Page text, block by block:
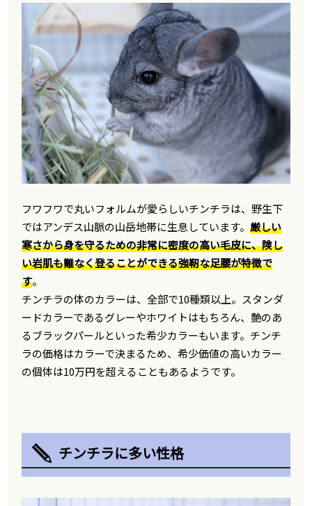
フワフワで丸いフォルムが愛らしいチンチラは、野生下
ではアンデス山脈の山岳地帯に生息しています。厳しい
寒さから身を守るための非常に密度の高い毛皮に、険し
い岩肌も難なく登ることができる強靭な足腰が特徴で
す。
チンチラの体のカラーは、全部で10種類以上。スタンダ
ードカラーであるグレーやホワイトはもちろん、艶のあ
るブラックパールといった希少カラーもいます。チンチ
ラの価格はカラーで決まるため、希少価値の高いカラー
の個体は10万円を超えることもあるようです。
チンチラに多い性格